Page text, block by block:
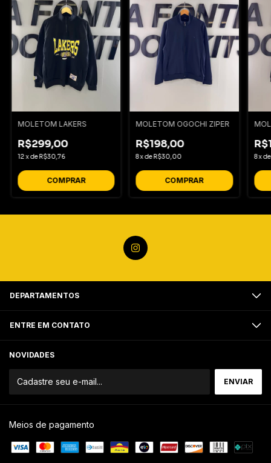
MOLETOM LAKERS
R$299,00
12xde R$30,76
COMPRAR
MOLETOM OGOCHI ZIPER
R$198,00
8xde R$30,00
COMPRAR
8x
DEPARTAMENTOS
ENTRE EM CONTATO
NOVIDADES
Meios de pagamento